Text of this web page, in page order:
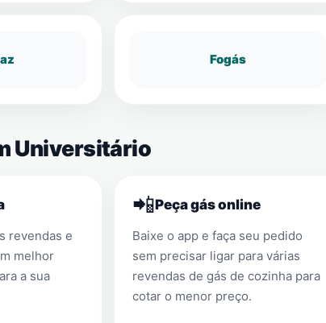
Fogás
Universitário
revendas e
melhor
a sua
📲Peça gás online
Baixe o app e faça seu pedido
sem precisar ligar para várias
revendas de gás de cozinha para
cotar o menor preço.